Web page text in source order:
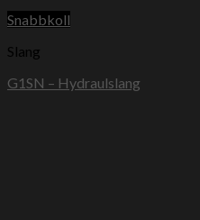
Snabbkoll
Slang
G1SN – Hydraulslang